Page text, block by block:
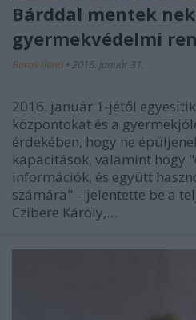
Bárddal mentek
gyermekvédelmi
Boros Ilona • 2016. január 31.
2016. január 1-jétől
központokat és a
érdekében, hogy ne
kapacitások, valamint hogy
információk, és együtt
számára" – jelentette be a
Czibere Károly,…